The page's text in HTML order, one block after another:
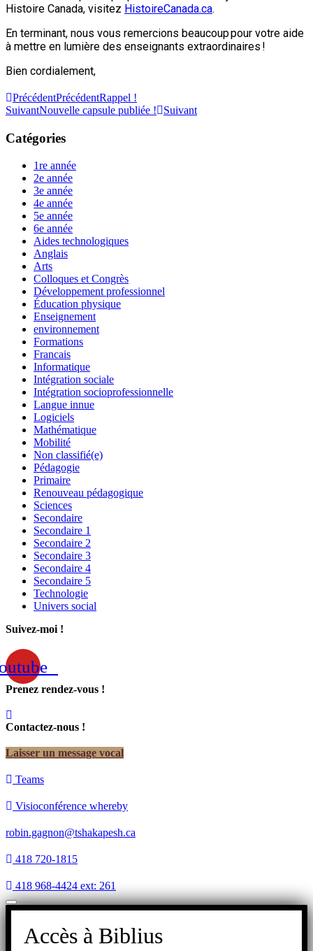
Histoire Canada, visitez HistoireCanada.ca.
En terminant, nous vous remercions beaucoup pour votre aide
à mettre en lumière des enseignants extraordinaires !
Bien cordialement,
PrécédentPrécédentRappel !
SuivantNouvelle capsule publiée ! Suivant
Catégories
1re année
2e année
3e année
4e année
5e année
6e année
Aides technologiques
Anglais
Arts
Colloques et Congrès
Développement professionnel
Éducation physique
Enseignement
environnement
Formations
Francais
Informatique
Intégration sociale
Intégration socioprofessionnelle
Langue innue
Logiciels
Mathématique
Mobilité
Non classifié(e)
Pédagogie
Primaire
Renouveau pédagogique
Sciences
Secondaire
Secondaire 1
Secondaire 2
Secondaire 3
Secondaire 4
Secondaire 5
Technologie
Univers social
Suivez-moi !
Prenez rendez-vous !
Contactez-nous !
Laisser un message vocal
Teams
Visioconférence whereby
robin.gagnon@tshakapesh.ca
418 720-1815
418 968-4424 ext: 261
Accès à Biblius